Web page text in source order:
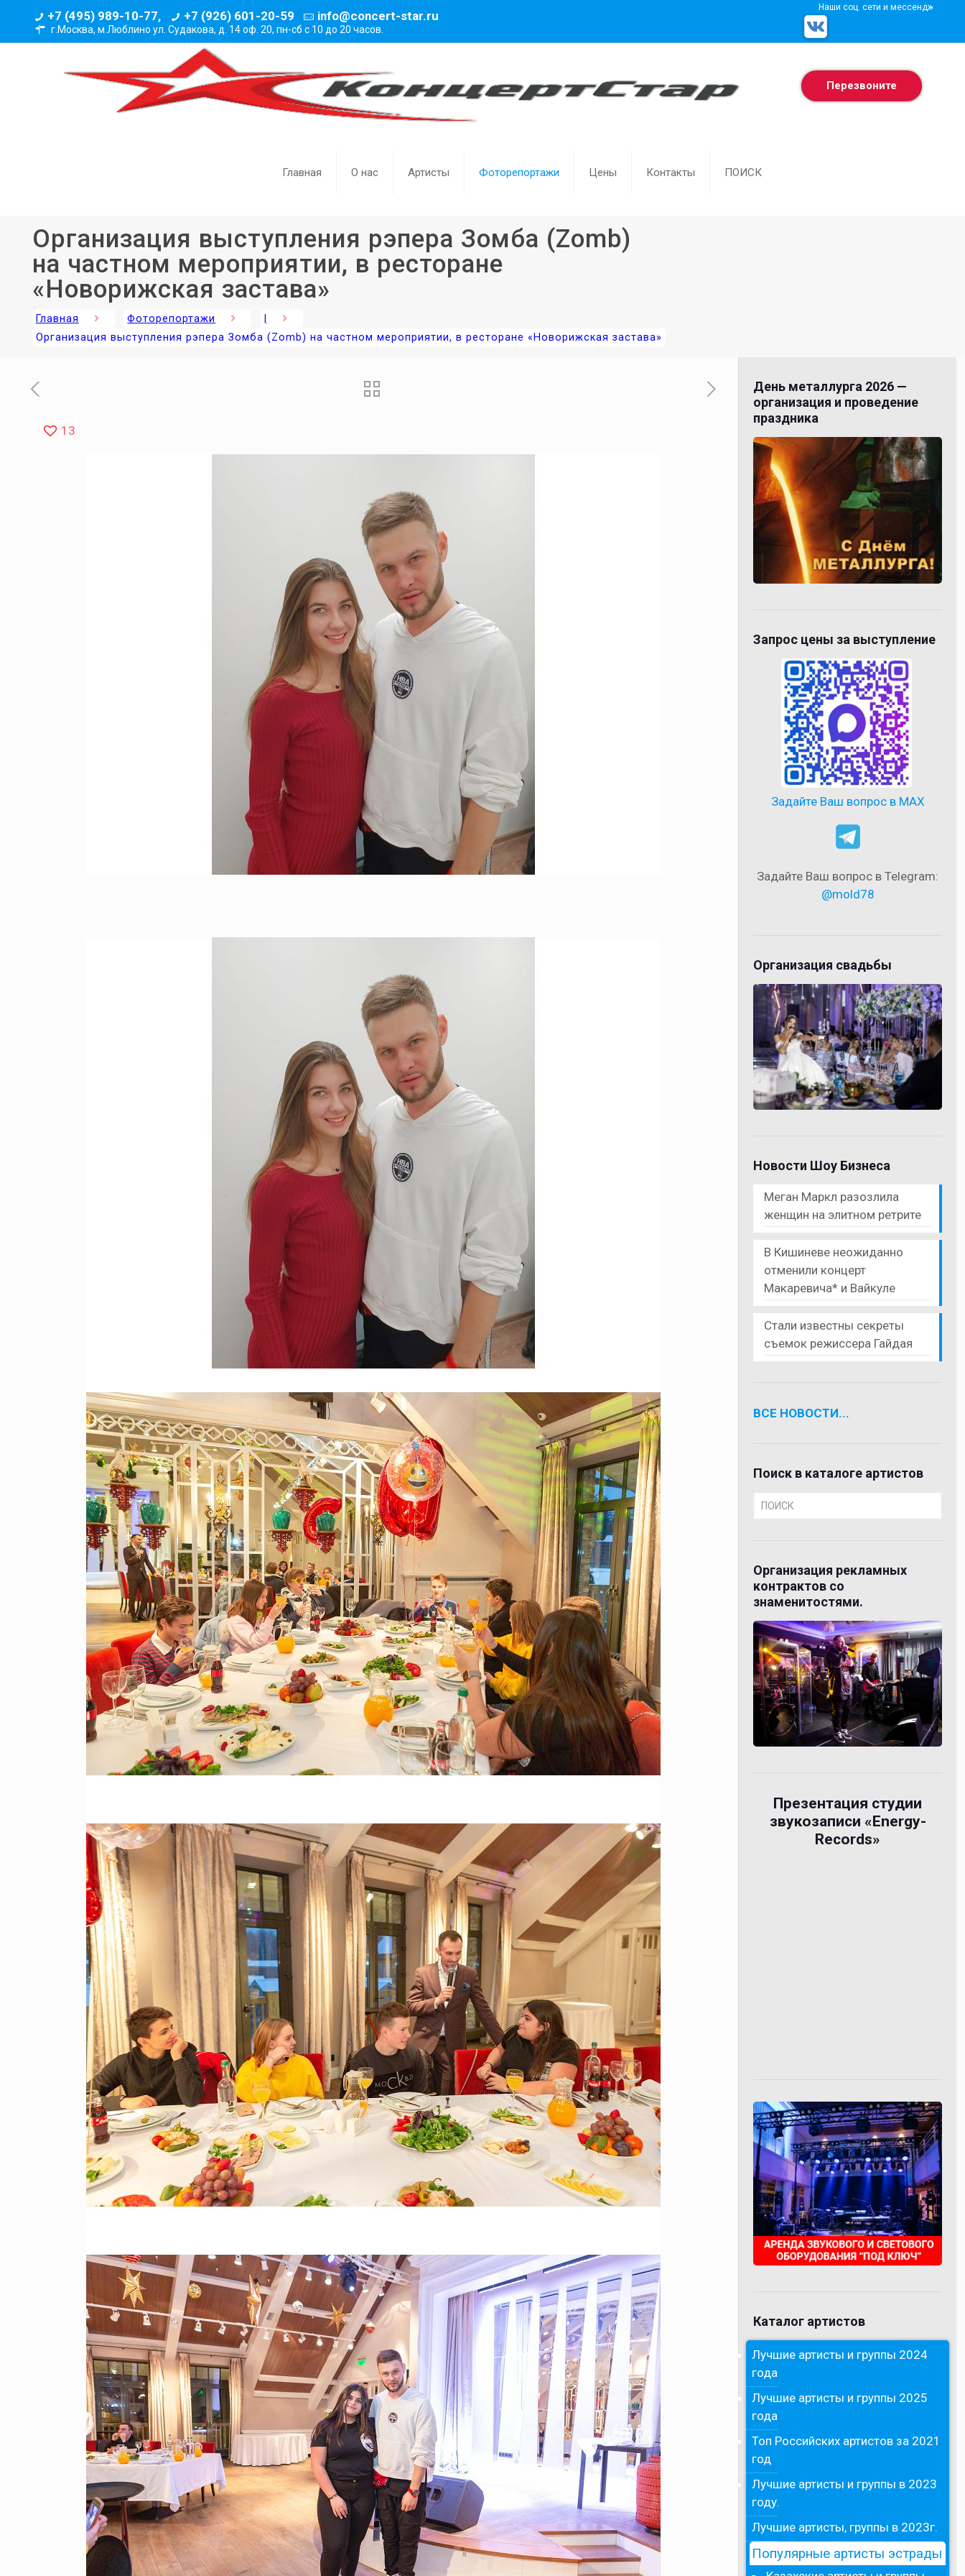
+7 (495) 989-10-77, +7 (926) 601-20-59 info@concert-star.ru
г.Москва, м.Люблино ул. Судакова, д. 14 оф. 20, пн-сб с 10 до 20 часов.
Наши соц. сети и мессенджеры
Главная О нас Артисты Фоторепортажи Цены Контакты ПОИСК
Перезвоните
Организация выступления рэпера Зомба (Zomb)
на частном мероприятии, в ресторане
«Новорижская застава»
Главная Фоторепортажи
Организация выступления рэпера Зомба (Zomb) на частном мероприятии, в ресторане «Новорижская застава»
13
День металлурга 2026 —
организация и проведение
праздника
Запрос цены за выступление
Задайте Ваш вопрос в MAX
Задайте Ваш вопрос в Telegram:
@mold78
Организация свадьбы
Новости Шоу Бизнеса
Меган Маркл разозлила
женщин на элитном ретрите
В Кишиневе неожиданно
отменили концерт
Макаревича* и Вайкуле
Стали известны секреты
съемок режиссера Гайдая
ВСЕ НОВОСТИ...
Поиск в каталоге артистов
Организация рекламных
контрактов со
знаменитостями.
Презентация студии
звукозаписи «Energy-
Records»
Каталог артистов
Лучшие артисты и группы 2024
года
Лучшие артисты и группы 2025
года
Топ Российских артистов за 2021
год
Лучшие артисты и группы в 2023
году.
Лучшие артисты, группы в 2023г.
Популярные артисты эстрады